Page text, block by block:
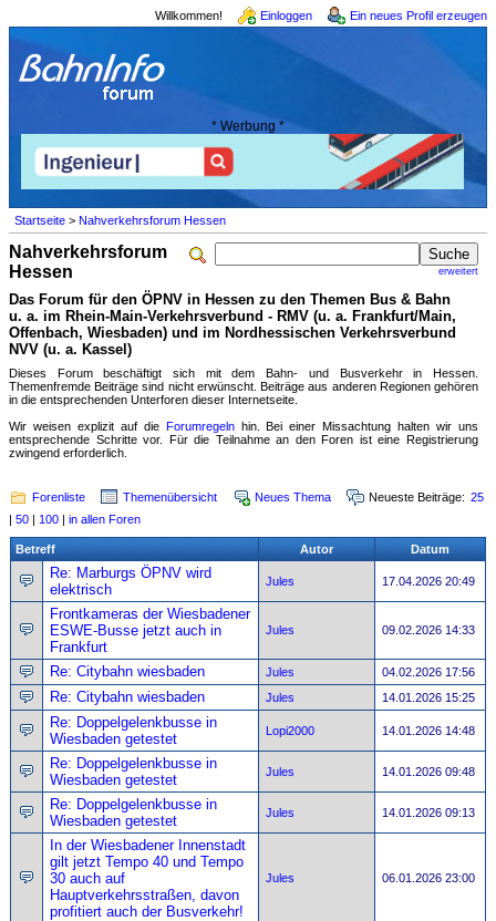
Willkommen! Einloggen Ein neues Profil erzeugen
* Werbung *
Startseite > Nahverkehrsforum Hessen
erweitert
Nahverkehrsforum
Hessen
Das Forum für den ÖPNV in Hessen zu den Themen Bus & Bahn
u. a. im Rhein-Main-Verkehrsverbund - RMV (u. a. Frankfurt/Main,
Offenbach, Wiesbaden) und im Nordhessischen Verkehrsverbund
NVV (u. a. Kassel)
Dieses Forum beschäftigt sich mit dem Bahn- und Busverkehr in Hessen.
Themenfremde Beiträge sind nicht erwünscht. Beiträge aus anderen Regionen gehören
in die entsprechenden Unterforen dieser Internetseite.
Wir weisen explizit auf die Forumregelnhin. Bei einer Missachtung halten wir uns
entsprechende Schritte vor. Für die Teilnahme an den Foren ist eine Registrierung
zwingend erforderlich.
Forenliste Themenübersicht Neues Thema Neueste Beiträge: 25
| 50 | 100 | in allen Foren
Betreff Autor Datum
Re: Marburgs ÖPNV wird
elektrisch
Jules 17.04.2026 20:49
Frontkameras der Wiesbadener
ESWE-Busse jetzt auch in
Frankfurt
Jules 09.02.2026 14:33
Re: Citybahn wiesbaden Jules 04.02.2026 17:56
Re: Citybahn wiesbaden Jules 14.01.2026 15:25
Re: Doppelgelenkbusse in
Wiesbaden getestet
Lopi2000 14.01.2026 14:48
Re: Doppelgelenkbusse in
Wiesbaden getestet
Jules 14.01.2026 09:48
Re: Doppelgelenkbusse in
Wiesbaden getestet
Jules 14.01.2026 09:13
In der Wiesbadener Innenstadt
gilt jetzt Tempo 40 und Tempo
30 auch auf
Hauptverkehrsstraßen, davon
profitiert auch der Busverkehr!
Jules 06.01.2026 23:00